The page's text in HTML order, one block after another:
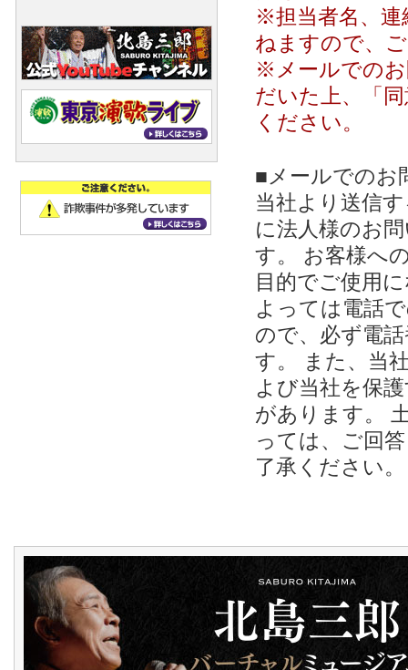
※担当者名、連
ねますので、
※メールでのお
だいた上、「
ください。
■メールでのお
当社より送信
に法人様のお
す。 お客様へ
目的でご使用
よっては電話
ので、必ず電
す。 また、当
よび当社を保
があります。
っては、ご回
了承ください。